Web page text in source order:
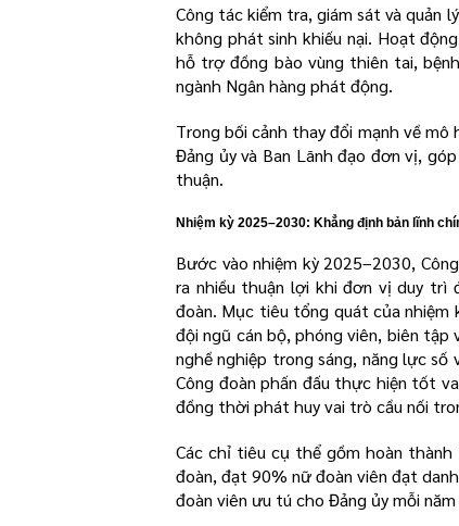
Công tác kiểm tra, giám sát và quản
không phát sinh khiếu nại. Hoạt
hỗ trợ đồng bào vùng thiên tai,
ngành Ngân hàng phát động.
Trong bối cảnh thay đổi mạnh về
Đảng ủy và Ban Lãnh đạo đơn vị,
thuận.
Nhiệm kỳ 2025–2030: Khẳng định bản lĩnh
Bước vào nhiệm kỳ 2025–2030,
ra nhiều thuận lợi khi đơn vị duy trì
đoàn. Mục tiêu tổng quát của
đội ngũ cán bộ, phóng viên, biên
nghề nghiệp trong sáng, năng lực số
Công đoàn phấn đấu thực hiện tốt
đồng thời phát huy vai trò cầu nối
Các chỉ tiêu cụ thể gồm hoàn
đoàn, đạt 90% nữ đoàn viên đạt
đoàn viên ưu tú cho Đảng ủy mỗi